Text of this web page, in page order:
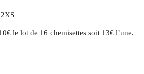
le lot de 16 chemisettes soit 13€ l’une.